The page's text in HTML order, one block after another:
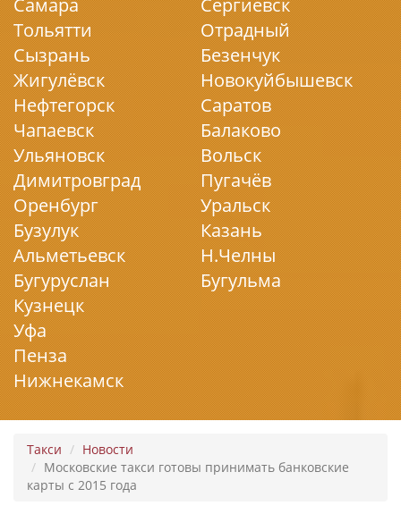
Самара
Тольятти
Сызрань
Жигулёвск
Сергиевск
Отрадный
Безенчук
Новокуйбышевск
Нефтегорск
Чапаевск
Ульяновск
Димитровград
Саратов
Балаково
Вольск
Пугачёв
Оренбург
Бузулук
Альметьевск
Бугуруслан
Уральск
Казань
Н.Челны
Бугульма
Кузнецк
Уфа
Пенза
Нижнекамск
Такси
Новости
Московские такси готовы принимать банковские
карты с 2015 года